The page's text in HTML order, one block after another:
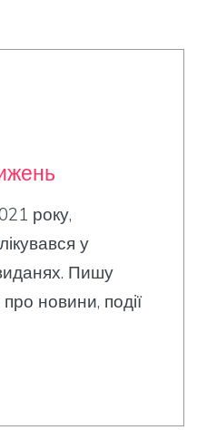
року,
у
Пишу
новини, події